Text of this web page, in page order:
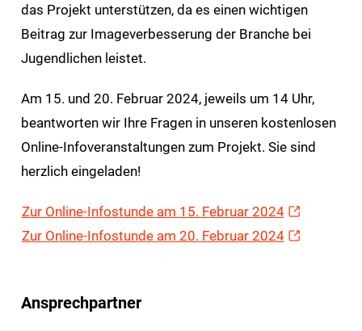
das Projekt unterstützen, da es einen wichtigen
Beitrag zur Imageverbesserung der Branche bei
Jugendlichen leistet.
Am 15. und 20. Februar 2024, jeweils um 14 Uhr,
beantworten wir Ihre Fragen in unseren kostenlosen
Online-Infoveranstaltungen zum Projekt. Sie sind
herzlich eingeladen!
Zur Online-Infostunde am 15. Februar 2024
Zur Online-Infostunde am 20. Februar 2024
Ansprechpartner